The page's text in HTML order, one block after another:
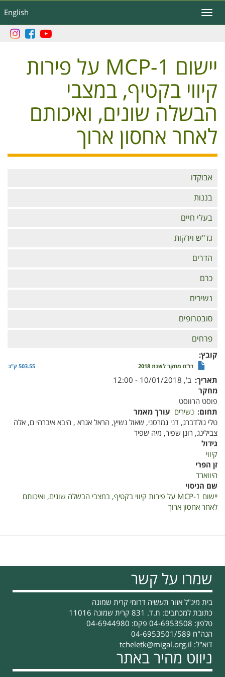
לתוכן
העיקרי
English
Toggle
navigation
יישום 1-MCP על פירות
קיווי בקטיף, במצבי
הבשלה שונים, ואיכותם
לאחר אחסון ארוך
Branches
אבוקדו
בננות
בעלי חיים
גד"ש וירקות
הדרים
כרם
נשירים
סובטרופים
פרחים
קובץ
דו"ח מחקר לשנת 2018 503.55 ק"ב
תאריך ב', 10/01/2018 - 12:00
מחקר
פוסט הרווסט
תחום נשירים עורך מאמר
טלי גולדברג, דני גמרסני, שאול נשיץ, הראל אגרא , היבא איברהי ם, אלה
צבילינג, רונן שפיר, מיה שפיר
גידול
קיווי
זן הפרי
היווארד
שם הניסוי
יישום 1-MCP על פירות קיווי בקטיף, במצבי הבשלה שונים, ואיכותם
לאחר אחסון ארוך
שמרו על קשר
בית מיג"ל אזור תעשיה דרומי קרית שמונה
כתובת למכתבים: ת.ד. 831 קרית שמונה 11016
טלפון: 04-6953508 פקס: 04-6944980
הנה"ח 04-6953501/589
דוא"ל: tcheletk@migal.org.il
ניווט מהיר באתר